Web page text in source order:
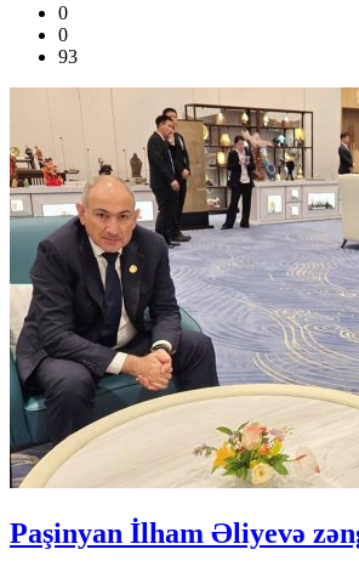
0
0
93
Paşinyan İlham Əliyevə